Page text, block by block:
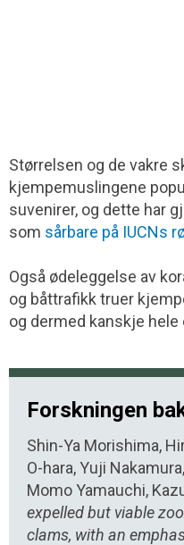
Størrelsen og de vakre
kjempemuslingene
suvenirer, og dette har
som sårbare på IUCNs
Også ødeleggelse av
og båttrafikk truer
og dermed kanskje
Forskningen
Shin-Ya Morishima,
O-hara, Yuji
Momo Yamauchi,
expelled but viable
clams, with an